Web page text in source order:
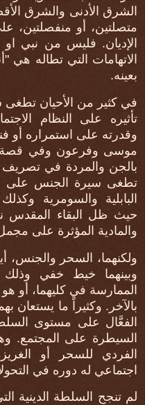
الشرق الأدنى والشرق
متصلتين، أو منفصلتين،
الإديان. فليس من نبي
الاتهامات التي تطاله هي
بعينه.
في كثير من الأحيان
تأثيره على النظام
وقدرته على استمراره أو
موسى وفرعون وفي قصة
بالجن والمردة في
تطغى سيرة الجنس على
البابلية والسومرية
حيث ظل البقاء المقدس
والمادية المؤثرة على
ولكنهما، السحر والجنس،
وبينهما خيط خفي وذلك
الممارسة في كليهما، أو
بالآخر. وكثيراً ما يستعان
الفعَّال على مستوى السلطة
السيطرة على المجتمع.
الفردي للسحر أو
اجتماعي له دوره في
لم تنجح السلطة الدينية